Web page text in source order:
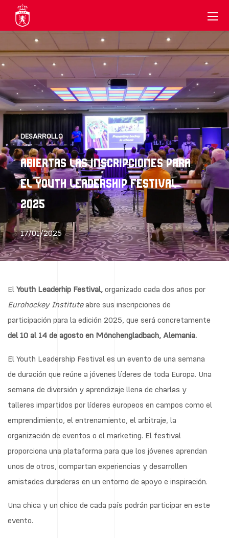
DESARROLLO
ABIERTAS LAS INSCRIPCIONES PARA
EL YOUTH LEADERSHIP FESTIVAL
2025
17/01/2025
El Youth Leaderhip Festival, organizado cada dos años por
Eurohockey Instituteabre sus inscripciones de
participación para la edición 2025, que será concretamente
del 10 al 14 de agosto en Mönchengladbach, Alemania.
El Youth Leadership Festival es un evento de una semana
de duración que reúne a jóvenes líderes de toda Europa. Una
semana de diversión y aprendizaje llena de charlas y
talleres impartidos por líderes europeos en campos como el
emprendimiento, el entrenamiento, el arbitraje, la
organización de eventos o el marketing. El festival
proporciona una plataforma para que los jóvenes aprendan
unos de otros, compartan experiencias y desarrollen
amistades duraderas en un entorno de apoyo e inspiración.
Una chica y un chico de cada país podrán participar en este
evento.